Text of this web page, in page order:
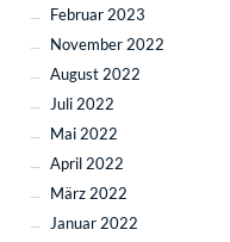
Februar 2023
November 2022
August 2022
Juli 2022
Mai 2022
April 2022
März 2022
Januar 2022